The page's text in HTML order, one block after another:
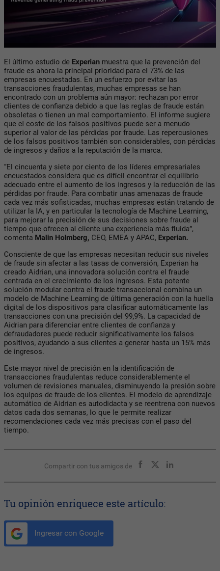
El último estudio de Experian muestra que la prevención del
fraude es ahora la principal prioridad para el 73% de las
empresas encuestadas. En un esfuerzo por evitar las
transacciones fraudulentas, muchas empresas se han
encontrado con un problema aún mayor: rechazan por error
clientes de confianza debido a que las reglas de fraude están
obsoletas o tienen un mal comportamiento. El informe sugiere
que el coste de los falsos positivos puede ser a menudo
superior al valor de las pérdidas por fraude. Las repercusiones
de los falsos positivos también son considerables, con pérdidas
de ingresos y daños a la reputación de la marca.
“El cincuenta y siete por ciento de los líderes empresariales
encuestados considera que es difícil encontrar el equilibrio
adecuado entre el aumento de los ingresos y la reducción de las
pérdidas por fraude. Para combatir unas amenazas de fraude
cada vez más sofisticadas, muchas empresas están tratando de
utilizar la IA, y en particular la tecnología de Machine Learning,
para mejorar la precisión de sus decisiones sobre fraude al
tiempo que ofrecen al cliente una experiencia más fluida”,
comenta Malin Holmberg, CEO, EMEA y APAC, Experian.
Consciente de que las empresas necesitan reducir sus niveles
de fraude sin afectar a las tasas de conversión, Experian ha
creado Aidrian, una innovadora solución contra el fraude
centrada en el crecimiento de los ingresos. Esta potente
solución modular contra el fraude transaccional combina un
modelo de Machine Learning de última generación con la huella
digital de los dispositivos para clasificar automáticamente las
transacciones con una precisión del 99,9%. La capacidad de
Aidrian para diferenciar entre clientes de confianza y
defraudadores puede reducir significativamente los falsos
positivos, ayudando a sus clientes a generar hasta un 15% más
de ingresos.
Este mayor nivel de precisión en la identificación de
transacciones fraudulentas reduce considerablemente el
volumen de revisiones manuales, disminuyendo la presión sobre
los equipos de fraude de los clientes. El modelo de aprendizaje
automático de Aidrian es autodidacta y se reentrena con nuevos
datos cada dos semanas, lo que le permite realizar
recomendaciones cada vez más precisas con el paso del
tiempo.
Compartir con tus amigos de
Tu opinión enriquece este artículo:
Ingresar con Google